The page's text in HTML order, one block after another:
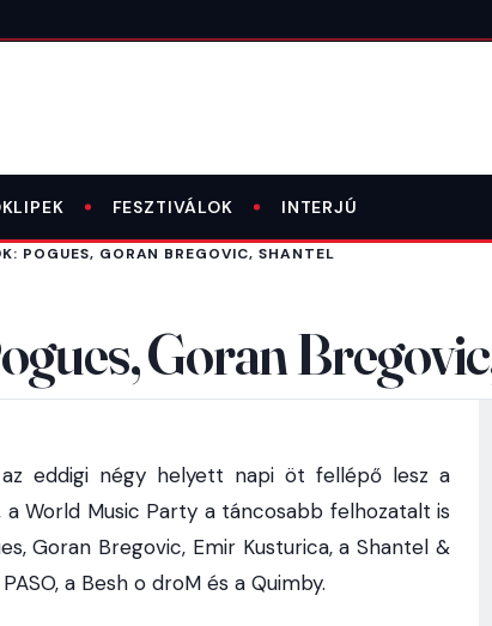
FESZTIVÁLOK INTERJÚ
POGUES, GORAN BREGOVIC, SHANTEL
Goran
az eddigi négy helyett napi öt fellépő lesz a
World Music Party a táncosabb felhozatalt is
Goran Bregovic, Emir Kusturica, a Shantel &
a Besh o droM és a Quimby.